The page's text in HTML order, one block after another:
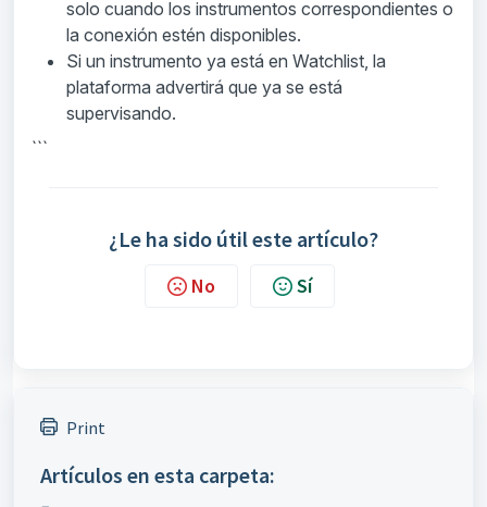
solo cuando los instrumentos correspondientes o
la conexión estén disponibles.
Si un instrumento ya está en Watchlist, la
plataforma advertirá que ya se está
supervisando.
```
¿Le ha sido útil este artículo?
No Sí
Print
Artículos en esta carpeta: